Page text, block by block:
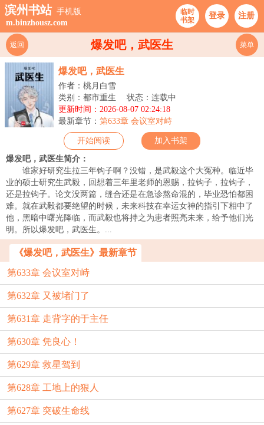
滨州书站 手机版
m.binzhousz.com
临时
书架
登录 注册
爆发吧，武医生
返回 菜单
爆发吧，武医生
作者：桃月白雪
类别：都市重生
状态：连载中
更新时间：2026-08-07 02:24:18
最新章节： 第633章 会议室对峙
开始阅读 加入书架
爆发吧，武医生简介：
谁家好研究生拉三年钩子啊？没错，是武毅这个大冤种。临近毕
业的硕士研究生武毅，回想着三年里老师的恩赐，拉钩子，拉钩子，
还是拉钩子。论文没两篇，缝合还是在急诊熬命混的，毕业恐怕都困
难。就在武毅都要绝望的时候，未来科技在幸运女神的指引下相中了
他，黑暗中曙光降临，而武毅也将持之为患者照亮未来，给予他们光
明。所以爆发吧，武医生。...
《爆发吧，武医生》最新章节
第633章 会议室对峙
第632章 又被堵门了
第631章 走背字的于主任
第630章 凭良心！
第629章 救星驾到
第628章 工地上的狠人
第627章 突破生命线